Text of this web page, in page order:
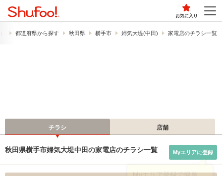
お気に入り
都道府県から探す 秋田県 横手市 婦気大堤(中田) 家電店のチラシ一覧
チラシ 店舗
秋田県横手市婦気大堤中田の家電店のチラシ一覧 Myエリアに登録